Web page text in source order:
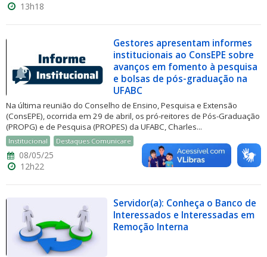
13h18
Gestores apresentam informes
institucionais ao ConsEPE sobre
avanços em fomento à pesquisa
e bolsas de pós-graduação na
UFABC
Na última reunião do Conselho de Ensino, Pesquisa e Extensão
(ConsEPE), ocorrida em 29 de abril, os pró-reitores de Pós-Graduação
(PROPG) e de Pesquisa (PROPES) da UFABC, Charles...
Institucional Destaques Comunicare
08/05/25
12h22
Servidor(a): Conheça o Banco de
Interessados e Interessadas em
Remoção Interna